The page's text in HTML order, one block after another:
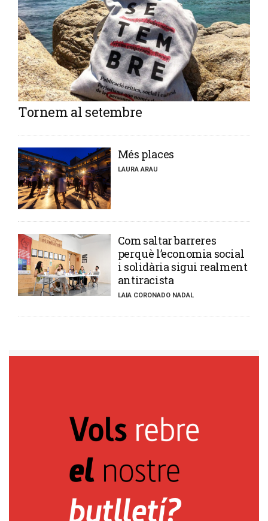
Tornem al setembre
​Més places
LAURA ARAU
​Com saltar barreres
perquè l’economia social
i solidària sigui realment
antiracista
LAIA CORONADO NADAL